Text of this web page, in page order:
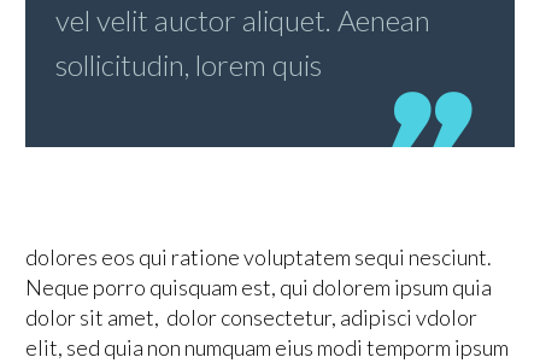
vel velit auctor aliquet. Aenean
sollicitudin, lorem quis
dolores eos qui ratione voluptatem sequi nesciunt.
Neque porro quisquam est, qui dolorem ipsum quia
dolor sit amet, dolor consectetur, adipisci vdolor
elit, sed quia non numquam eius modi temporm ipsum